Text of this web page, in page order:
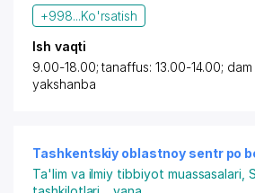
+998...Ko'rsatish
Ish vaqti
9.00-18.00; tanaffus: 13.00-14.00;
yakshanba
Tashkentskiy oblastnoy sentr po
Ta'lim va ilmiy tibbiyot muassasalari ,